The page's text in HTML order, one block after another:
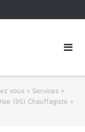
vous » Services »
(95) Chauffagiste »